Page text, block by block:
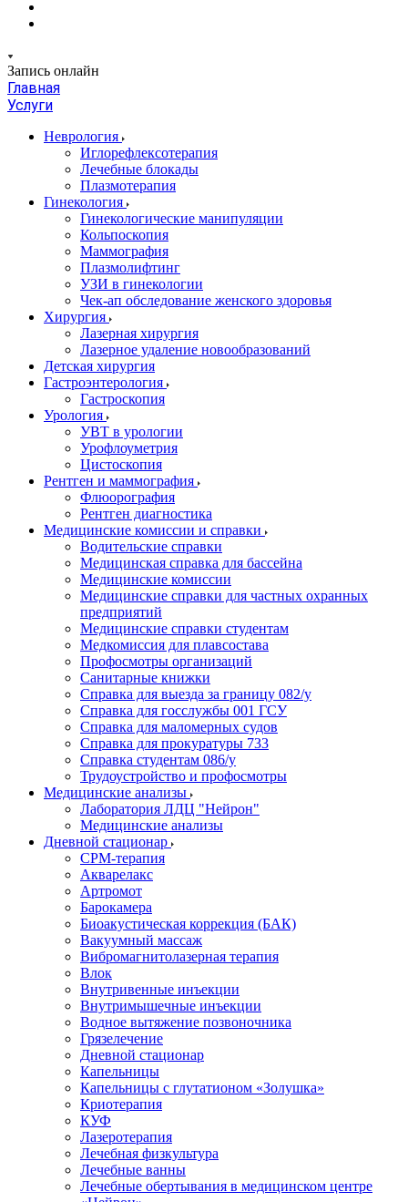
Запись онлайн
Главная
Услуги
Неврология
Иглорефлексотерапия
Лечебные блокады
Плазмотерапия
Гинекология
Гинекологические манипуляции
Кольпоскопия
Маммография
Плазмолифтинг
УЗИ в гинекологии
Чек-ап обследование женского здоровья
Хирургия
Лазерная хирургия
Лазерное удаление новообразований
Детская хирургия
Гастроэнтерология
Гастроскопия
Урология
УВТ в урологии
Урофлоуметрия
Цистоскопия
Рентген и маммография
Флюорография
Рентген диагностика
Медицинские комиссии и справки
Водительские справки
Медицинская справка для бассейна
Медицинские комиссии
Медицинские справки для частных охранных
предприятий
Медицинские справки студентам
Медкомиссия для плавсостава
Профосмотры организаций
Санитарные книжки
Справка для выезда за границу 082/у
Справка для госслужбы 001 ГСУ
Справка для маломерных судов
Справка для прокуратуры 733
Справка студентам 086/у
Трудоустройство и профосмотры
Медицинские анализы
Лаборатория ЛДЦ "Нейрон"
Медицинские анализы
Дневной стационар
CPM-терапия
Акварелакс
Артромот
Барокамера
Биоакустическая коррекция (БАК)
Вакуумный массаж
Вибромагнитолазерная терапия
Влок
Внутривенные инъекции
Внутримышечные инъекции
Водное вытяжение позвоночника
Грязелечение
Дневной стационар
Капельницы
Капельницы с глутатионом «Золушка»
Криотерапия
КУФ
Лазеротерапия
Лечебная физкультура
Лечебные ванны
Лечебные обертывания в медицинском центре